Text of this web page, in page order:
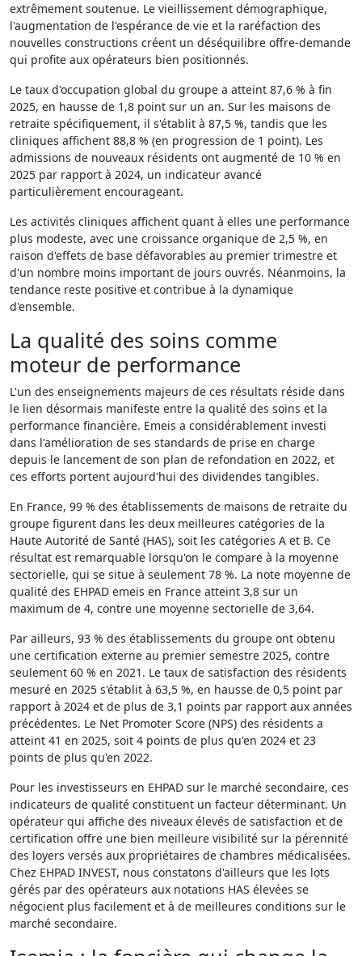
extrêmement soutenue. Le vieillissement démographique,
l'augmentation de l'espérance de vie et la raréfaction des
nouvelles constructions créent un déséquilibre offre-demande
qui profite aux opérateurs bien positionnés.
Le taux d'occupation global du groupe a atteint 87,6 % à fin
2025, en hausse de 1,8 point sur un an. Sur les maisons de
retraite spécifiquement, il s'établit à 87,5 %, tandis que les
cliniques affichent 88,8 % (en progression de 1 point). Les
admissions de nouveaux résidents ont augmenté de 10 % en
2025 par rapport à 2024, un indicateur avancé
particulièrement encourageant.
Les activités cliniques affichent quant à elles une performance
plus modeste, avec une croissance organique de 2,5 %, en
raison d'effets de base défavorables au premier trimestre et
d'un nombre moins important de jours ouvrés. Néanmoins, la
tendance reste positive et contribue à la dynamique
d'ensemble.
La qualité des soins comme
moteur de performance
L'un des enseignements majeurs de ces résultats réside dans
le lien désormais manifeste entre la qualité des soins et la
performance financière. Emeis a considérablement investi
dans l'amélioration de ses standards de prise en charge
depuis le lancement de son plan de refondation en 2022, et
ces efforts portent aujourd'hui des dividendes tangibles.
En France, 99 % des établissements de maisons de retraite du
groupe figurent dans les deux meilleures catégories de la
Haute Autorité de Santé (HAS), soit les catégories A et B. Ce
résultat est remarquable lorsqu'on le compare à la moyenne
sectorielle, qui se situe à seulement 78 %. La note moyenne de
qualité des EHPAD emeis en France atteint 3,8 sur un
maximum de 4, contre une moyenne sectorielle de 3,64.
Par ailleurs, 93 % des établissements du groupe ont obtenu
une certification externe au premier semestre 2025, contre
seulement 60 % en 2021. Le taux de satisfaction des résidents
mesuré en 2025 s'établit à 63,5 %, en hausse de 0,5 point par
rapport à 2024 et de plus de 3,1 points par rapport aux années
précédentes. Le Net Promoter Score (NPS) des résidents a
atteint 41 en 2025, soit 4 points de plus qu'en 2024 et 23
points de plus qu'en 2022.
Pour les investisseurs en EHPAD sur le marché secondaire, ces
indicateurs de qualité constituent un facteur déterminant. Un
opérateur qui affiche des niveaux élevés de satisfaction et de
certification offre une bien meilleure visibilité sur la pérennité
des loyers versés aux propriétaires de chambres médicalisées.
Chez EHPAD INVEST, nous constatons d'ailleurs que les lots
gérés par des opérateurs aux notations HAS élevées se
négocient plus facilement et à de meilleures conditions sur le
marché secondaire.